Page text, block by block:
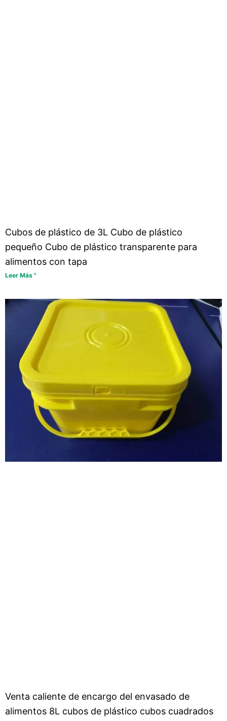
Cubos de plástico de 3L Cubo de plástico
pequeño Cubo de plástico transparente para
alimentos con tapa
Leer Más "
Venta caliente de encargo del envasado de
alimentos 8L cubos de plástico cubos cuadrados